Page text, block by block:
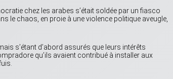
chez les arabes s’était soldée par un fiasco
le chaos, en proie à une violence politique aveugle,
s’étant d’abord assurés que leurs intérêts
qu’ils avaient contribué à installer aux